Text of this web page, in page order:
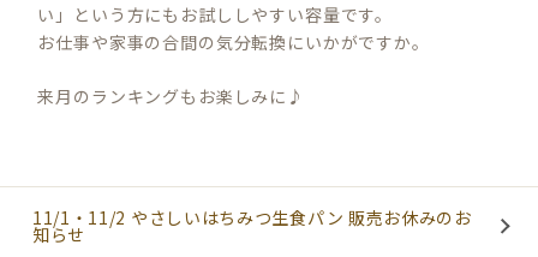
い」という方にもお試ししやすい容量です。
お仕事や家事の合間の気分転換にいかがですか。
来月のランキングもお楽しみに♪
11/1・11/2 やさしいはちみつ生食パン 販売お休みのお
知らせ